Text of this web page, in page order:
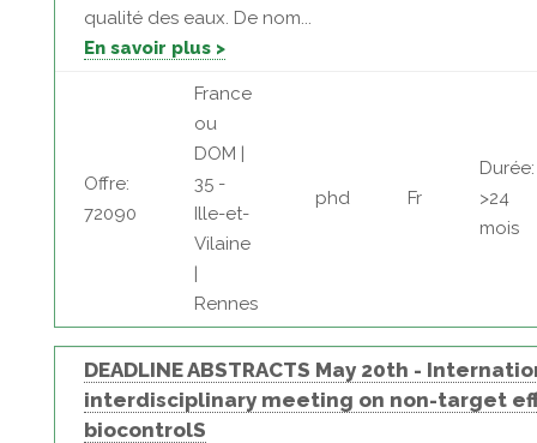
qualité des eaux. De nom...
En savoir plus >
Offre:
72090
France
ou
DOM |
35 -
Ille-et-
Vilaine
|
Rennes
phd Fr
Durée:
>24
mois
DEADLINE ABSTRACTS May 20th -
interdisciplinary meeting on non-target
biocontrolS